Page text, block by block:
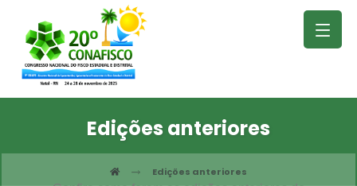
Edições anteriores
Edições anteriores